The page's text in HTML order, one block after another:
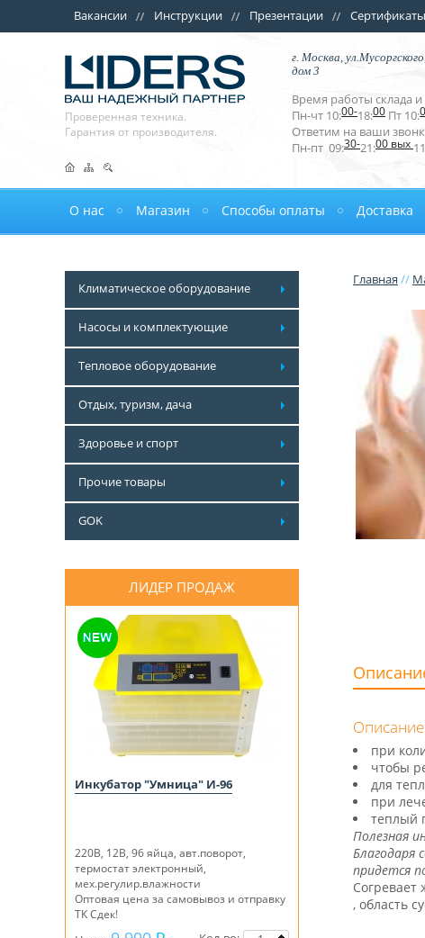
Вакансии Инструкции Презентации Сертификаты
Проверенная техника.
Гарантия от производителя.
г. Москва,
дом 3
Время работы склада
Пн-чт 10:00-18:00 Пт 10:
Ответим на ваши
Пн-пт 09:30-21:00 вых
О нас Магазин Способы оплаты Доставка
Климатическое оборудование
Насосы и комплектующие
Тепловое оборудование
Отдых, туризм, дача
Здоровье и спорт
Прочие товары
GOK
ЛИДЕР ПРОДАЖ
Инкубатор "Умница" И-96
220B, 12В, 96 яйца, авт.поворот,
термостат электронный,
мех.регулир.влажности
Оптовая цена за самовывоз и отправку
ТК Сдек!
Главная //
Описание
при
чтобы
для
при
теплый
Полезная
Благодаря
придется
Согревает
, область